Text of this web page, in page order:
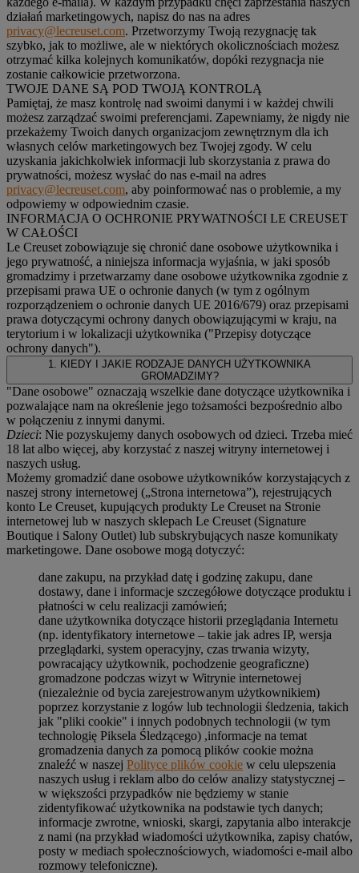
działań marketingowych, napisz do nas na adres
privacy@lecreuset.com. Przetworzymy Twoją rezygnację tak
szybko, jak to możliwe, ale w niektórych okolicznościach możesz
otrzymać kilka kolejnych komunikatów, dopóki rezygnacja nie
zostanie całkowicie przetworzona.
TWOJE DANE SĄ POD TWOJĄ KONTROLĄ
Pamiętaj, że masz kontrolę nad swoimi danymi i w każdej chwili
możesz zarządzać swoimi preferencjami. Zapewniamy, że nigdy nie
przekażemy Twoich danych organizacjom zewnętrznym dla ich
własnych celów marketingowych bez Twojej zgody. W celu
uzyskania jakichkolwiek informacji lub skorzystania z prawa do
prywatności, możesz wysłać do nas e-mail na adres
privacy@lecreuset.com, aby poinformować nas o problemie, a my
odpowiemy w odpowiednim czasie.
INFORMACJA O OCHRONIE PRYWATNOŚCI LE CREUSET
W CAŁOŚCI
Le Creuset zobowiązuje się chronić dane osobowe użytkownika i
jego prywatność, a niniejsza informacja wyjaśnia, w jaki sposób
gromadzimy i przetwarzamy dane osobowe użytkownika zgodnie z
przepisami prawa UE o ochronie danych (w tym z ogólnym
rozporządzeniem o ochronie danych UE 2016/679) oraz przepisami
prawa dotyczącymi ochrony danych obowiązującymi w kraju, na
terytorium i w lokalizacji użytkownika ("Przepisy dotyczące
ochrony danych").
1. KIEDY I JAKIE RODZAJE DANYCH UŻYTKOWNIKA
GROMADZIMY?
"Dane osobowe" oznaczają wszelkie dane dotyczące użytkownika i
pozwalające nam na określenie jego tożsamości bezpośrednio albo
w połączeniu z innymi danymi.
Dzieci: Nie pozyskujemy danych osobowych od dzieci. Trzeba mieć
18 lat albo więcej, aby korzystać z naszej witryny internetowej i
naszych usług.
Możemy gromadzić dane osobowe użytkowników korzystających z
naszej strony internetowej („Strona internetowa”), rejestrujących
konto Le Creuset, kupujących produkty Le Creuset na Stronie
internetowej lub w naszych sklepach Le Creuset (Signature
Boutique i Salony Outlet) lub subskrybujących nasze komunikaty
marketingowe. Dane osobowe mogą dotyczyć:
dane zakupu, na przykład datę i godzinę zakupu, dane
dostawy, dane i informacje szczegółowe dotyczące produktu i
płatności w celu realizacji zamówień;
dane użytkownika dotyczące historii przeglądania Internetu
(np. identyfikatory internetowe – takie jak adres IP, wersja
przeglądarki, system operacyjny, czas trwania wizyty,
powracający użytkownik, pochodzenie geograficzne)
gromadzone podczas wizyt w Witrynie internetowej
(niezależnie od bycia zarejestrowanym użytkownikiem)
poprzez korzystanie z logów lub technologii śledzenia, takich
jak "pliki cookie" i innych podobnych technologii (w tym
technologię Piksela Śledzącego) ,informacje na temat
gromadzenia danych za pomocą plików cookie można
znaleźć w naszej Polityce plików cookie w celu ulepszenia
naszych usług i reklam albo do celów analizy statystycznej –
w większości przypadków nie będziemy w stanie
zidentyfikować użytkownika na podstawie tych danych;
informacje zwrotne, wnioski, skargi, zapytania albo interakcje
z nami (na przykład wiadomości użytkownika, zapisy chatów,
posty w mediach społecznościowych, wiadomości e-mail albo
rozmowy telefoniczne).